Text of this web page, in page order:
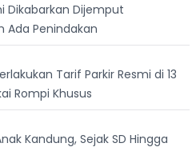
Dikabarkan Dijemput
Ada Penindakan
Tarif Parkir Resmi di 13
Rompi Khusus
Kandung, Sejak SD Hingga